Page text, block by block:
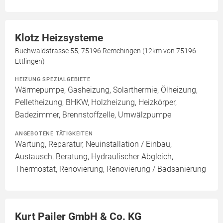
Klotz Heizsysteme
Buchwaldstrasse 55, 75196 Remchingen (12km von 75196
Ettlingen)
HEIZUNG SPEZIALGEBIETE
Wärmepumpe, Gasheizung, Solarthermie, Ölheizung,
Pelletheizung, BHKW, Holzheizung, Heizkörper,
Badezimmer, Brennstoffzelle, Umwälzpumpe
ANGEBOTENE TÄTIGKEITEN
Wartung, Reparatur, Neuinstallation / Einbau,
Austausch, Beratung, Hydraulischer Abgleich,
Thermostat, Renovierung, Renovierung / Badsanierung
Kurt Pailer GmbH & Co. KG